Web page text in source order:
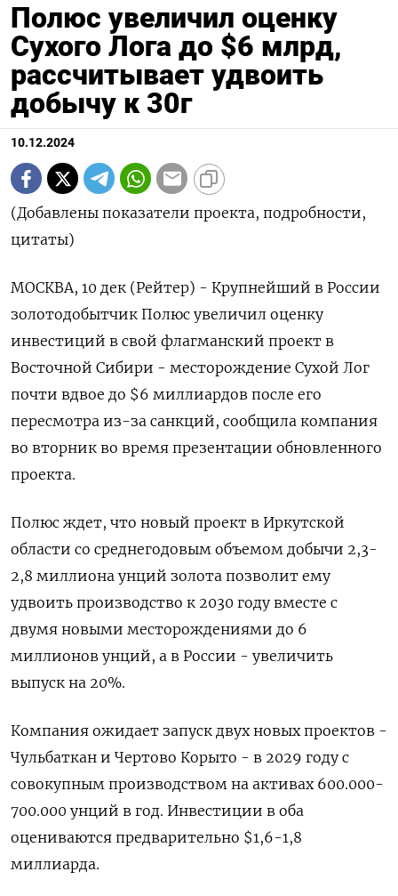
Полюс увеличил оценку
Сухого Лога до $6 млрд,
рассчитывает удвоить
добычу к 30г
10.12.2024
(Добавлены показатели проекта, подробности,
цитаты)
МОСКВА, 10 дек (Рейтер) - Крупнейший в России
золотодобытчик Полюс увеличил оценку
инвестиций в свой флагманский проект в
Восточной Сибири - месторождение Сухой Лог
почти вдвое до $6 миллиардов после его
пересмотра из-за санкций, сообщила компания
во вторник во время презентации обновленного
проекта.
Полюс ждет, что новый проект в Иркутской
области со среднегодовым объемом добычи 2,3-
2,8 миллиона унций золота позволит ему
удвоить производство к 2030 году вместе с
двумя новыми месторождениями до 6
миллионов унций, а в России - увеличить
выпуск на 20%.
Компания ожидает запуск двух новых проектов -
Чульбаткан и Чертово Корыто - в 2029 году с
совокупным производством на активах 600.000-
700.000 унций в год. Инвестиции в оба
оцениваются предварительно $1,6-1,8
миллиарда.